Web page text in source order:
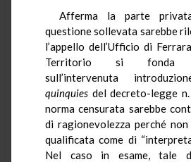
Afferma la parte
questione sollevata sarebbe
l’appello dell’Ufficio di
Territorio si fonda
sull’intervenuta
quinquies del decreto-legge
norma censurata sarebbe
di ragionevolezza perché
qualificata come di
Nel caso in esame, tale